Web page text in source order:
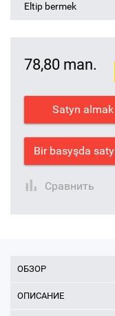
Eltip bermek
78,80 man.
Satyn almak
Bir basyşda
Сравнить
ОБЗОР
ОПИСАНИЕ